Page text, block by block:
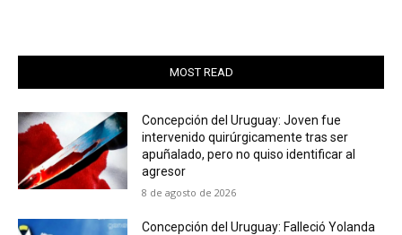
MOST READ
Concepción del Uruguay: Joven fue
intervenido quirúrgicamente tras ser
apuñalado, pero no quiso identificar al
agresor
8 de agosto de 2026
Concepción del Uruguay: Falleció Yolanda